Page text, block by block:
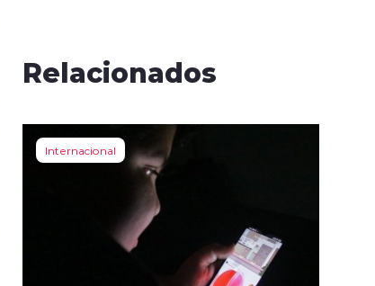
Relacionados
Internacional